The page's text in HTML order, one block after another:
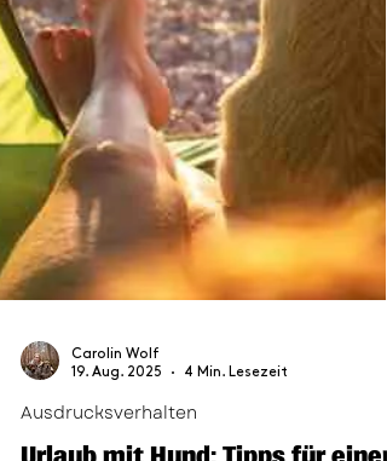
19. Aug. 2025
Ausdrucksverhalten